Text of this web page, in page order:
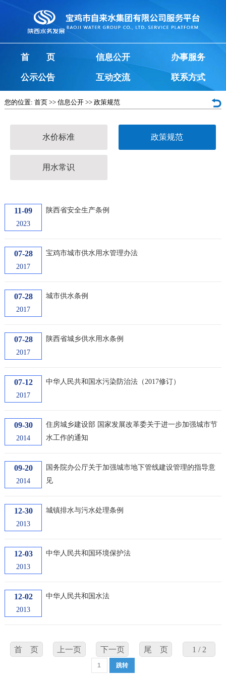
首 页 信息公开 办事服务
公示公告 互动交流 联系方式
您的位置: 首页>> 信息公开>> 政策规范
水价标准 政策规范
用水常识
11-09
2023
陕西省安全生产条例
07-28
2017
宝鸡市城市供水用水管理办法
07-28
2017
城市供水条例
07-28
2017
陕西省城乡供水用水条例
07-12
2017
中华人民共和国水污染防治法（2017修订）
09-30
2014
住房城乡建设部 国家发展改革委关于进一步加强城市节
水工作的通知
09-20
2014
国务院办公厅关于加强城市地下管线建设管理的指导意
见
12-30
2013
城镇排水与污水处理条例
12-03
2013
中华人民共和国环境保护法
12-02
2013
中华人民共和国水法
首 页 上一页 下一页 尾 页 1 / 2